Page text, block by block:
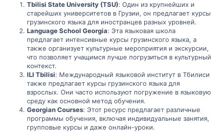
Tbilisi State University (TSU): Один из крупнейших и
старейших университетов в Грузии, он предлагает курсы
грузинского языка для иностранцев разных уровней.
Language School Georgia: Эта языковая школа
предлагает интенсивные курсы грузинского языка, а
также организует культурные мероприятия и экскурсии,
что позволяет учащимся лучше погрузиться в культурный
контекст.
ILI Tbilisi: Международный языковой институт в Тбилиси
также предлагает курсы грузинского языка для
взрослых. Они часто используют погружение в языковую
среду как основной метод обучения.
Georgian Courses: Этот ресурс предлагает различные
программы обучения, включая индивидуальные занятия,
групповые курсы и даже онлайн-уроки.